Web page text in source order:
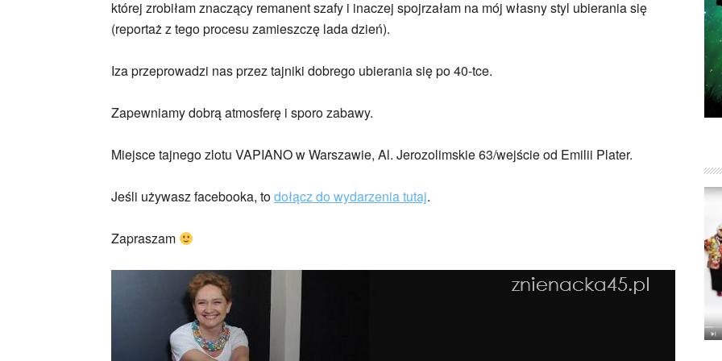
której zrobiłam znaczący remanent szafy i inaczej spojrzałam na mój własny styl ubierania się
(reportaż z tego procesu zamieszczę lada dzień).
Iza przeprowadzi nas przez tajniki dobrego ubierania się po 40-tce.
Zapewniamy dobrą atmosferę i sporo zabawy.
Miejsce tajnego zlotu VAPIANO w Warszawie, Al. Jerozolimskie 63/wejście od Emilii Plater.
Jeśli używasz facebooka, todołącz do wydarzenia tutaj.
Zapraszam